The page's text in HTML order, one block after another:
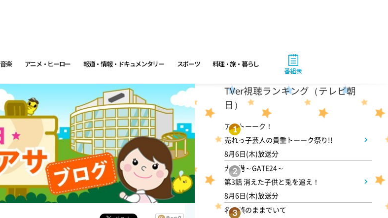
音楽 アニメ・ヒーロー 報道・情報・ドキュメンタリー スポーツ 料理・旅・暮らし
番組表
TVer視聴ランキング（テレビ朝
日）
1
アメトーーク！
売れっ子芸人の貴重トーーク祭り!!
8月6日(木)放送分
2
大空港～GATE24～
第3話 消えた子供と兎を追え！
8月6日(木)放送分
3
名探偵のままでいて
崎・奈留島の移住夫婦
午後 1:25
華丸丼と大吉麺 荻窪の丼!カ
レー全国1位VSふぐとすっぽん
300円台
午後 1:55
バスケットボール男子日本代表
国際試合 日本×モンゴル